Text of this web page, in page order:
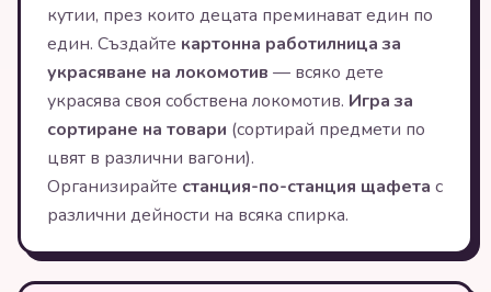
кутии, през които децата преминават един по
един. Създайте картонна работилница за
украсяване на локомотив — всяко дете
украсява своя собствена локомотив. Игра за
сортиране на товари (сортирай предмети по
цвят в различни вагони).
Организирайте станция-по-станция щафета с
различни дейности на всяка спирка.